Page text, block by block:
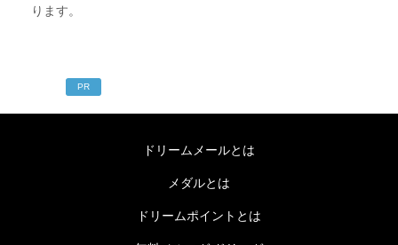
ります。
PR
ドリームメールとは
メダルとは
ドリームポイントとは